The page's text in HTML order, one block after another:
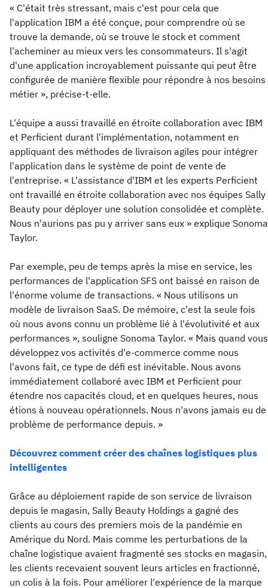
« C'était très stressant, mais c'est pour cela que
l'application IBM a été conçue, pour comprendre où se
trouve la demande, où se trouve le stock et comment
l'acheminer au mieux vers les consommateurs. Il s'agit
d'une application incroyablement puissante qui peut être
configurée de manière flexible pour répondre à nos besoins
métier », précise-t-elle.
L'équipe a aussi travaillé en étroite collaboration avec IBM
et Perficient durant l'implémentation, notamment en
appliquant des méthodes de livraison agiles pour intégrer
l'application dans le système de point de vente de
l'entreprise. « L'assistance d'IBM et les experts Perficient
ont travaillé en étroite collaboration avec nos équipes Sally
Beauty pour déployer une solution consolidée et complète.
Nous n'aurions pas pu y arriver sans eux » explique Sonoma
Taylor.
Par exemple, peu de temps après la mise en service, les
performances de l'application SFS ont baissé en raison de
l'énorme volume de transactions. « Nous utilisons un
modèle de livraison SaaS. De mémoire, c'est la seule fois
où nous avons connu un problème lié à l'évolutivité et aux
performances », souligne Sonoma Taylor. « Mais quand vous
développez vos activités d'e-commerce comme nous
l'avons fait, ce type de défi est inévitable. Nous avons
immédiatement collaboré avec IBM et Perficient pour
étendre nos capacités cloud, et en quelques heures, nous
étions à nouveau opérationnels. Nous n'avons jamais eu de
problème de performance depuis. »
Découvrez comment créer des chaînes logistiques plus
intelligentes
Grâce au déploiement rapide de son service de livraison
depuis le magasin, Sally Beauty Holdings a gagné des
clients au cours des premiers mois de la pandémie en
Amérique du Nord. Mais comme les perturbations de la
chaîne logistique avaient fragmenté ses stocks en magasin,
les clients recevaient souvent leurs articles en fractionné,
un colis à la fois. Pour améliorer l'expérience de la marque